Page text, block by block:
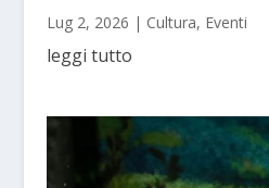
Lug 2, 2026 | Cultura, Eventi
leggi tutto